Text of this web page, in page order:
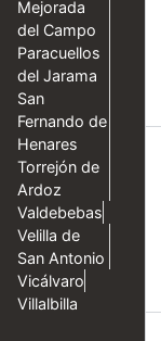
Mejorada
del Campo
Paracuellos
del Jarama
San
Fernando de
Henares
Torrejón de
Ardoz
Valdebebas
Velilla de
San Antonio
Vicálvaro
Villalbilla